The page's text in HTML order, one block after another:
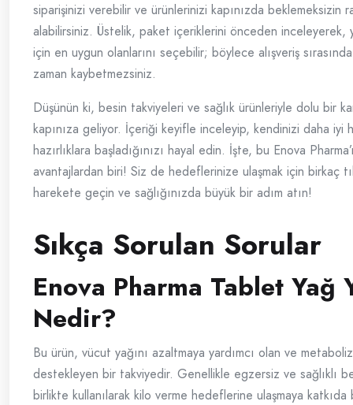
siparişinizi verebilir ve ürünlerinizi kapınızda beklemeksizin
alabilirsiniz. Üstelik, paket içeriklerini önceden inceleyerek,
için en uygun olanlarını seçebilir; böylece alışveriş
zaman kaybetmezsiniz.
Düşünün ki, besin takviyeleri ve sağlık ürünleriyle dolu bir
kapınıza geliyor. İçeriği keyifle inceleyip, kendinizi daha iyi
hazırlıklara başladığınızı hayal edin. İşte, bu Enova
avantajlardan biri! Siz de hedeflerinize ulaşmak için birkaç
harekete geçin ve sağlığınızda büyük bir adım atın!
Sıkça Sorulan Sorular
Enova Pharma Tablet Yağ
Nedir?
Bu ürün, vücut yağını azaltmaya yardımcı olan ve
destekleyen bir takviyedir. Genellikle egzersiz ve sağlıklı
birlikte kullanılarak kilo verme hedeflerine ulaşmaya katkıda